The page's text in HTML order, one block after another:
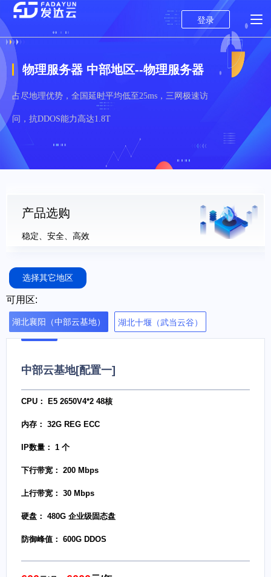
登录
物理服务器 中部地区--物理服务器
占尽地理优势，全国延时平均低至25ms，三网极速访
问，抗DDOS能力高达1.8T
产品选购
稳定、安全、高效
选择其它地区
可用区:
湖北襄阳（中部云基地） 湖北十堰（武当云谷）
中部云基地[配置一]
CPU： E5 2650V4*2 48核
内存： 32G REG ECC
IP数量： 1 个
下行带宽： 200 Mbps
上行带宽： 30 Mbps
硬盘： 480G 企业级固态盘
防御峰值： 600G DDOS